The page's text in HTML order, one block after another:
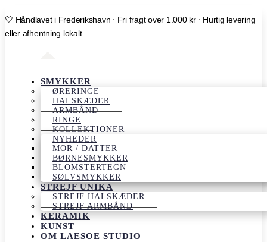
🤍 Håndlavet i Frederikshavn ⋅ Fri fragt over 1.000 kr ⋅ Hurtig levering
eller afhentning lokalt
SMYKKER
ØRERINGE
HALSKÆDER
ARMBÅND
RINGE
KOLLEKTIONER
NYHEDER
MOR / DATTER
BØRNESMYKKER
BLOMSTERTEGN
SØLVSMYKKER
STREJF UNIKA
STREJF HALSKÆDER
STREJF ARMBÅND
KERAMIK
KUNST
OM LAESOE STUDIO